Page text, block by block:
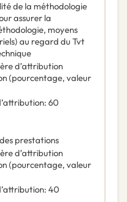
de la méthodologie
assurer la
moyens
au regard du Tvt
d’attribution
(pourcentage, valeur
: 60
prestations
d’attribution
(pourcentage, valeur
: 40